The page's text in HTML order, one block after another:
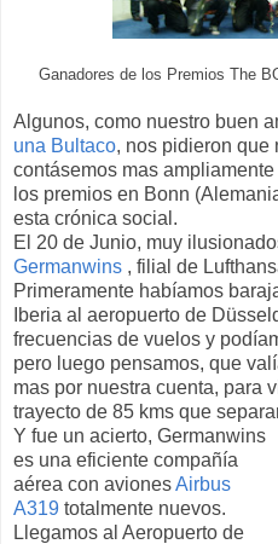
Ganadores de los Premios The
Algunos, como nuestro buen
una Bultaco, nos pidieron que
contásemos mas
los premios en Bonn
esta crónica social.
El 20 de Junio, muy
Germanwins , filial de
Primeramente habíamos
Iberia al aeropuerto de
frecuencias de vuelos y
pero luego pensamos, que
mas por nuestra cuenta, para
trayecto de 85 kms que
Y fue un acierto, Germanwins
es una eficiente compañía
aérea con avionesAirbus
A319 totalmente nuevos.
Llegamos al Aeropuerto de